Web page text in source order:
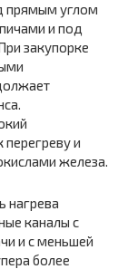
прямым углом
и под
закупорке
и
железа.
нагрева
каналы с
и с меньшей
более